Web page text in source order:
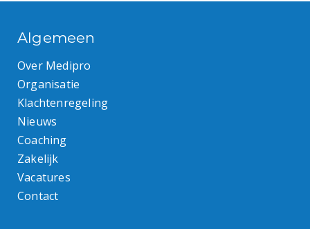
Algemeen
Over Medipro
Organisatie
Klachtenregeling
Nieuws
Coaching
Zakelijk
Vacatures
Contact